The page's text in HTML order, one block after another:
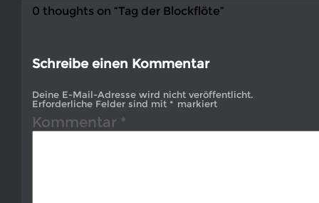
0 thoughts on “Tag der Blockflöte”
Schreibe einen Kommentar
Deine E-Mail-Adresse wird nicht veröffentlicht.
Erforderliche Felder sind mit * markiert
Kommentar *